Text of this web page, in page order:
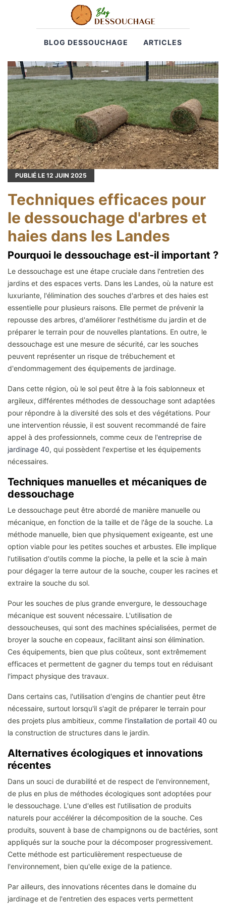
BLOG DESSOUCHAGE ARTICLES
PUBLIÉ LE 12 JUIN 2025
Techniques efficaces pour
le dessouchage d'arbres et
haies dans les Landes
Pourquoi le dessouchage est-il important ?
Le dessouchage est une étape cruciale dans l'entretien des
jardins et des espaces verts. Dans les Landes, où la nature est
luxuriante, l'élimination des souches d'arbres et des haies est
essentielle pour plusieurs raisons. Elle permet de prévenir la
repousse des arbres, d'améliorer l'esthétisme du jardin et de
préparer le terrain pour de nouvelles plantations. En outre, le
dessouchage est une mesure de sécurité, car les souches
peuvent représenter un risque de trébuchement et
d'endommagement des équipements de jardinage.
Dans cette région, où le sol peut être à la fois sablonneux et
argileux, différentes méthodes de dessouchage sont adaptées
pour répondre à la diversité des sols et des végétations. Pour
une intervention réussie, il est souvent recommandé de faire
appel à des professionnels, comme ceux de l'entreprise de
jardinage 40, qui possèdent l'expertise et les équipements
nécessaires.
Techniques manuelles et mécaniques de
dessouchage
Le dessouchage peut être abordé de manière manuelle ou
mécanique, en fonction de la taille et de l'âge de la souche. La
méthode manuelle, bien que physiquement exigeante, est une
option viable pour les petites souches et arbustes. Elle implique
l'utilisation d'outils comme la pioche, la pelle et la scie à main
pour dégager la terre autour de la souche, couper les racines et
extraire la souche du sol.
Pour les souches de plus grande envergure, le dessouchage
mécanique est souvent nécessaire. L'utilisation de
dessoucheuses, qui sont des machines spécialisées, permet de
broyer la souche en copeaux, facilitant ainsi son élimination.
Ces équipements, bien que plus coûteux, sont extrêmement
efficaces et permettent de gagner du temps tout en réduisant
l'impact physique des travaux.
Dans certains cas, l'utilisation d'engins de chantier peut être
nécessaire, surtout lorsqu'il s'agit de préparer le terrain pour
des projets plus ambitieux, comme l'installation de portail 40 ou
la construction de structures dans le jardin.
Alternatives écologiques et innovations
récentes
Dans un souci de durabilité et de respect de l'environnement,
de plus en plus de méthodes écologiques sont adoptées pour
le dessouchage. L'une d'elles est l'utilisation de produits
naturels pour accélérer la décomposition de la souche. Ces
produits, souvent à base de champignons ou de bactéries, sont
appliqués sur la souche pour la décomposer progressivement.
Cette méthode est particulièrement respectueuse de
l'environnement, bien qu'elle exige de la patience.
Par ailleurs, des innovations récentes dans le domaine du
jardinage et de l'entretien des espaces verts permettent